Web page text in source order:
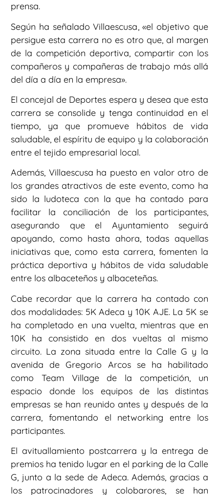
prensa.
Según ha señalado Villaescusa, «el objetivo que
persigue esta carrera no es otro que, al margen
de la competición deportiva, compartir con los
compañeros y compañeras de trabajo más allá
del día a día en la empresa».
El concejal de Deportes espera y desea que esta
carrera se consolide y tenga continuidad en el
tiempo, ya que promueve hábitos de vida
saludable, el espíritu de equipo y la colaboración
entre el tejido empresarial local.
Además, Villaescusa ha puesto en valor otro de
los grandes atractivos de este evento, como ha
sido la ludoteca con la que ha contado para
facilitar la conciliación de los participantes,
asegurando que el Ayuntamiento seguirá
apoyando, como hasta ahora, todas aquellas
iniciativas que, como esta carrera, fomenten la
práctica deportiva y hábitos de vida saludable
entre los albaceteños y albaceteñas.
Cabe recordar que la carrera ha contado con
dos modalidades: 5K Adeca y 10K AJE. La 5K se
ha completado en una vuelta, mientras que en
10K ha consistido en dos vueltas al mismo
circuito. La zona situada entre la Calle G y la
avenida de Gregorio Arcos se ha habilitado
como Team Village de la competición, un
espacio donde los equipos de las distintas
empresas se han reunido antes y después de la
carrera, fomentando el networking entre los
participantes.
El avituallamiento postcarrera y la entrega de
premios ha tenido lugar en el parking de la Calle
G, junto a la sede de Adeca. Además, gracias a
los patrocinadores y colobarores, se han